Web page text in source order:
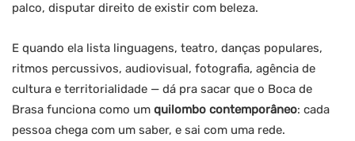
palco, disputar direito de existir com beleza.
E quando ela lista linguagens, teatro, danças populares,
ritmos percussivos, audiovisual, fotografia, agência de
cultura e territorialidade — dá pra sacar que o Boca de
Brasa funciona como um quilombo contemporâneo: cada
pessoa chega com um saber, e sai com uma rede.